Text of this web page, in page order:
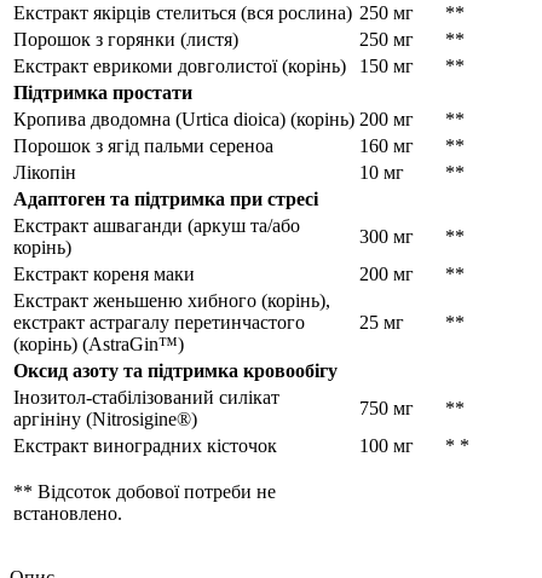
Екстракт якірців стелиться (вся рослина) 250 мг
**
Порошок з горянки (листя)
250 мг
**
Екстракт еврикоми довголистої (корінь)
150 мг
**
Підтримка простати
Кропива дводомна (Urtica dioica) (корінь) 200 мг
**
Порошок з ягід пальми сереноа
160 мг
**
Лікопін
10 мг
**
Адаптоген та підтримка при стресі
Екстракт ашваганди (аркуш та/або
корінь)
300 мг
**
Екстракт кореня маки
200 мг
**
Екстракт женьшеню хибного (корінь),
екстракт астрагалу перетинчастого
(корінь) (AstraGin™)
25 мг **
Оксид азоту та підтримка кровообігу
Інозитол-стабілізований силікат
аргініну (Nitrosigine®)
750 мг
**
Екстракт виноградних кісточок
100 мг * *
** Відсоток добової потреби не
встановлено.